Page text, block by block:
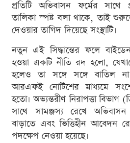
প্রতিটি অভিবাসন ফর্মের সাথে
তালিকা স্পষ্ট বলা থাকে, তাই
দেওয়ার তাগিদ দিয়েছে সংস্থাটি।
নতুন এই সিদ্ধান্তের ফলে
হওয়া একটি নীতি রদ হলো,
হলেও তা সঙ্গে সঙ্গে বাতিল
আরএফই নোটিশের মাধ্যমে
হতো। অভ্যন্তরীণ নিরাপত্তা
সাথে সামঞ্জস্য রেখে অভিবাসন
বাড়াতে এবং ভিত্তিহীন
পদক্ষেপ নেওয়া হয়েছে।